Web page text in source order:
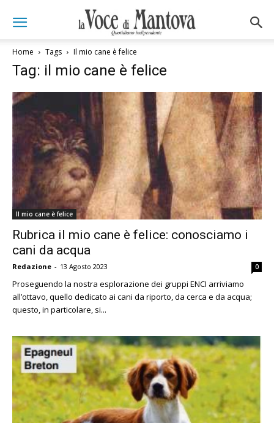
Home Tags Il mio cane è felice
Tag: il mio cane è felice
Il mio cane è felice
Rubrica il mio cane è felice: conosciamo i
cani da acqua
Redazione - 13 Agosto 2023 0
Proseguendo la nostra esplorazione dei gruppi ENCI arriviamo
all’ottavo, quello dedicato ai cani da riporto, da cerca e da acqua;
questo, in particolare, si...